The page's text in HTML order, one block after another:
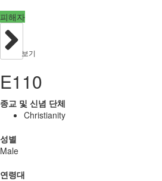
피해자
보기
E110
종교 및 신념 단체
Christianity
성별
Male
연령대